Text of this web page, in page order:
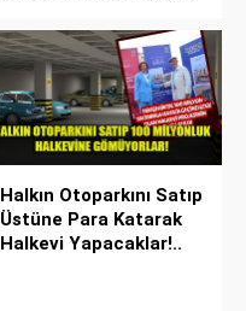
Halkın Otoparkını Satıp
Üstüne Para Katarak
Halkevi Yapacaklar!..